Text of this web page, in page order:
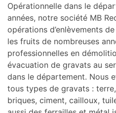
Opérationnelle dans le
années, notre société MB
opérations d’enlèvements
les fruits de nombreuses
professionnelles en
évacuation de gravats au
dans le département. Nous
tous types de gravats :
briques, ciment, cailloux,